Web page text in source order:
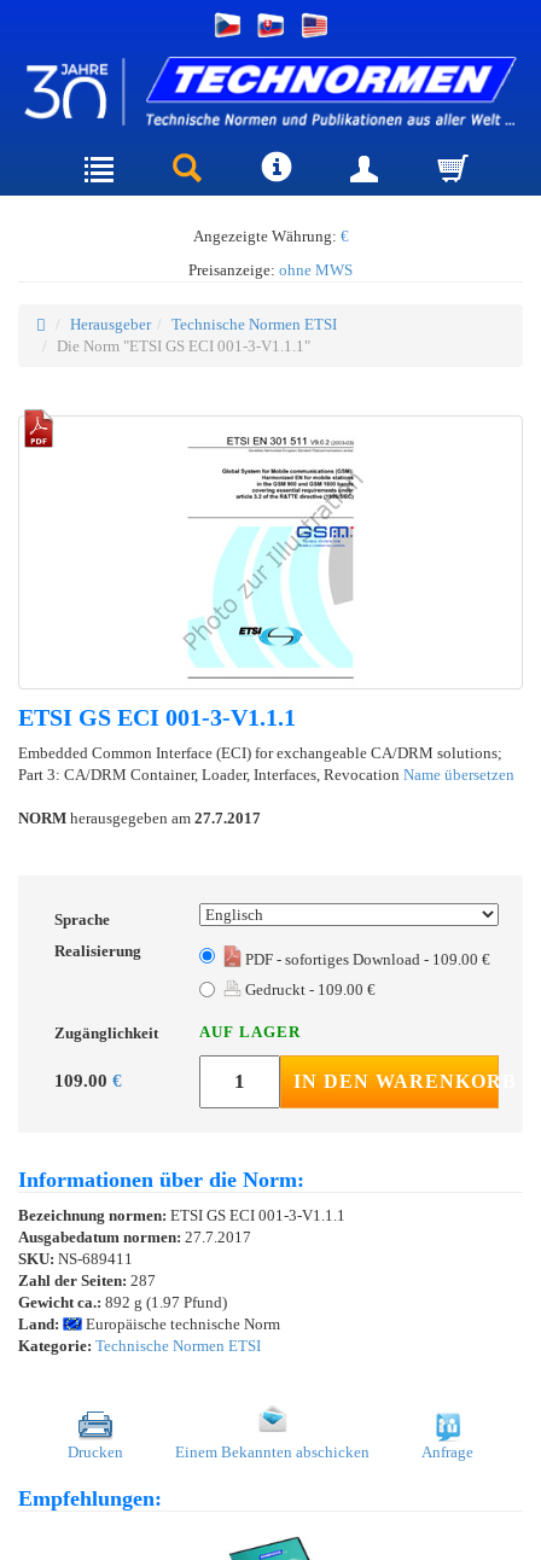
Angezeigte Währung: €
Preisanzeige: ohne MWS
Herausgeber
Technische Normen ETSI
Die Norm "ETSI GS ECI 001-3-V1.1.1"
ETSI GS ECI 001-3-V1.1.1
Embedded Common Interface (ECI) for exchangeable CA/DRM solutions;
Part 3: CA/DRM Container, Loader, Interfaces, Revocation Name übersetzen
NORM herausgegeben am 27.7.2017
Sprache
Realisierung
PDF - sofortiges Download - 109.00 €
Gedruckt - 109.00 €
Zugänglichkeit AUF LAGER
109.00 € IN DEN WARENKORB
Informationen über die Norm:
Bezeichnung normen: ETSI GS ECI 001-3-V1.1.1
Ausgabedatum normen: 27.7.2017
SKU: NS-689411
Zahl der Seiten: 287
Gewicht ca.: 892 g (1.97 Pfund)
Land:
Europäische technische Norm
Kategorie: Technische Normen ETSI
Drucken Einem Bekannten abschicken Anfrage
Empfehlungen: